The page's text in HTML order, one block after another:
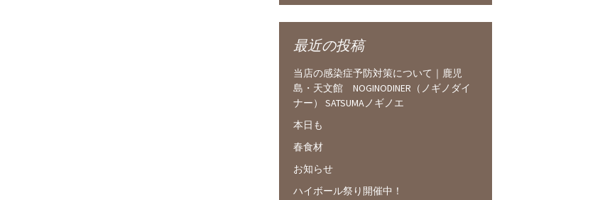
最近の投稿
当店の感染症予防対策について｜鹿児
島・天文館 NOGINODINER（ノギノダイ
ナー） SATSUMAノギノエ
本日も
春食材
お知らせ
ハイボール祭り開催中！